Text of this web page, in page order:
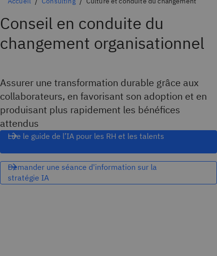
Conseil en conduite du
changement organisationnel
Assurer une transformation durable grâce aux
collaborateurs, en favorisant son adoption et en
produisant plus rapidement les bénéfices
attendus
Lire le guide de l’IA pour les RH et les talents
Demander une séance d'information sur la
stratégie IA